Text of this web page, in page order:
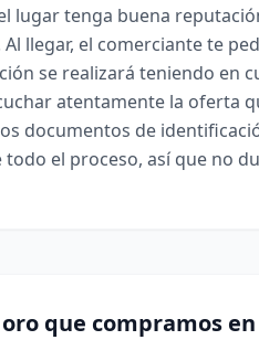
lugar tenga buena
Al llegar, el comerciante te
se realizará teniendo en
atentamente la oferta
documentos de
el proceso, así que no
que compramos